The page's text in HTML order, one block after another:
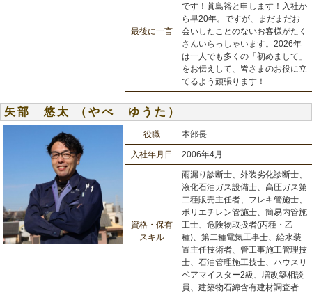
最後に一言
です！眞島裕と申します！入社か
ら早20年。ですが、まだまだお
会いしたことのないお客様がたく
さんいらっしゃいます。2026年
は一人でも多くの「初めまして」
をお伝えして、皆さまのお役に立
てるよう頑張ります！
矢部 悠太 （やべ ゆうた）
役職 本部長
入社年月日 2006年4月
資格・保有
スキル
雨漏り診断士、外装劣化診断士、
液化石油ガス設備士、高圧ガス第
二種販売主任者、フレキ管施士、
ポリエチレン管施士、簡易内管施
工士、危険物取扱者(丙種・乙
種)、第二種電気工事士、給水装
置主任技術者、管工事施工管理技
士、石油管理施工技士、ハウスリ
ベアマイスター2級、増改築相談
員、建築物石綿含有建材調査者